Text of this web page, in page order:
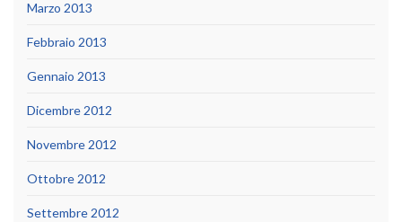
Marzo 2013
Febbraio 2013
Gennaio 2013
Dicembre 2012
Novembre 2012
Ottobre 2012
Settembre 2012